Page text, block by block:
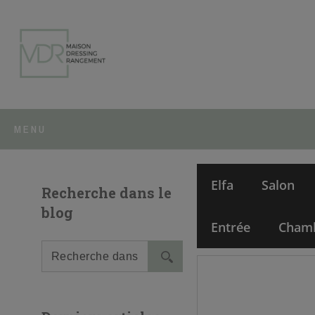
MENU
Recherche dans le
blog
Elfa Salon
Entrée